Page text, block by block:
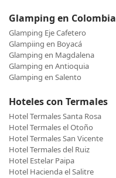
Glamping en Colombia
Glamping Eje Cafetero
Glampiing en Boyacá
Glamping en Magdalena
Glamping en Antioquia
Glamping en Salento
Hoteles con Termales
Hotel Termales Santa Rosa
Hotel Termales el Otoño
Hotel Termales San Vicente
Hotel Termales del Ruiz
Hotel Estelar Paipa
Hotel Hacienda el Salitre